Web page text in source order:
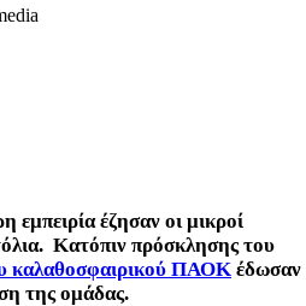
εμπειρία έζησαν οι μικροί
Κατόπιν πρόσκλησης του
καλαθοσφαιρικού ΠΑΟΚ έδωσαν
της ομάδας.